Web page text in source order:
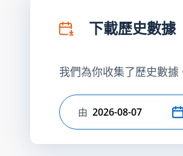
下載歷史數據
我們為你收集了歷史數
選擇開始日期
由